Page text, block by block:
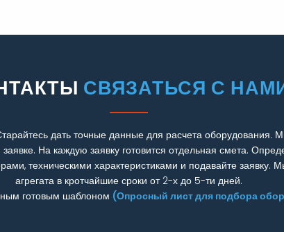
СВЯЗАТЬСЯ С
дать точные данные для расчета оборудования.
На каждую заявку готовится отдельная смета.
техническими характеристиками и подавайте заявку.
агрегата в кротчайшие сроки от 2-х до 5-ти дней.
готовым шаблоном (Опросный лист для подбора